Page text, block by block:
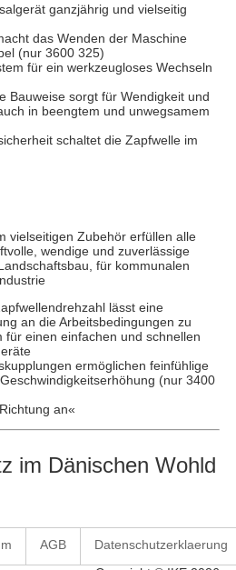
ganzjährig und vielseitig
das Wenden der Maschine
(nur 3600 325)
für ein werkzeugloses Wechseln
Bauweise sorgt für Wendigkeit und
in beengtem und unwegsamem
schaltet die Zapfwelle im
vielseitigen Zubehör erfüllen alle
wendige und zuverlässige
für kommunalen
lässt eine
an die Arbeitsbedingungen zu
für einen einfachen und schnellen
ermöglichen feinfühlige
(nur 3400
an«
im Dänischen Wohld
AGB
Datenschutzerklaerung